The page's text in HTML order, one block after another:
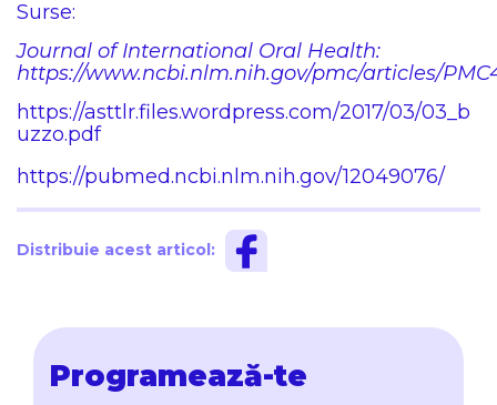
Surse:
Journal of International Oral Health:
https://www.ncbi.nlm.nih.gov/pmc/articles/
https://asttlr.files.wordpress.com/2017/03/03_b
uzzo.pdf
https://pubmed.ncbi.nlm.nih.gov/12049076/
Distribuie acest articol:
Programează-te